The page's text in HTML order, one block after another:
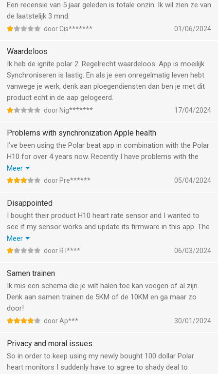
Een recensie van 5 jaar geleden is totale onzin. Ik wil zien ze van
de laatstelijk 3 mnd.
door Cis******* 01/06/2024
Waardeloos
Ik heb de ignite polar 2. Regelrecht waardeloos. App is moeilijk.
Synchroniseren is lastig. En als je een onregelmatig leven hebt
vanwege je werk, denk aan ploegendiensten dan ben je met dit
product echt in de aap gelogeerd.
door Nig******* 17/04/2024
Problems with synchronization Apple health
I’ve been using the Polar beat app in combination with the Polar
H10 for over 4 years now. Recently I have problems with the
synchronization with Apple health app. My workouts don’t
automatically appear in the app of Apple health like they used
Meer
door Pre****** 05/04/2024
Disappointed
I bought their product H10 heart rate sensor and I wanted to
see if my sensor works and update its firmware in this app. The
only way to do it is to sign up filling personal information. And
after that there's no easy way to check if it works. Polar is a
Meer
door R I**** 06/03/2024
Samen trainen
Ik mis een schema die je wilt halen toe kan voegen of al zijn.
Denk aan samen trainen de 5KM of de 10KM en ga maar zo
door!
door Ap*** 30/01/2024
Privacy and moral issues.
So in order to keep using my newly bought 100 dollar Polar
heart monitors I suddenly have to agree to shady deal to